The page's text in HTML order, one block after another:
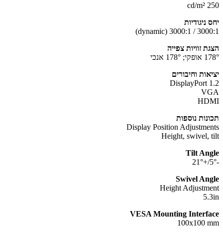
ניגודיות
3000:1 /
זוויות צפייה
אנכי
וחיבורים
DisplayPort
נוספות
Display Position
Height,
Tilt
Swivel
Height
VESA Mounting
100x100